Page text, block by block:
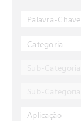
Categoria
Aplicação